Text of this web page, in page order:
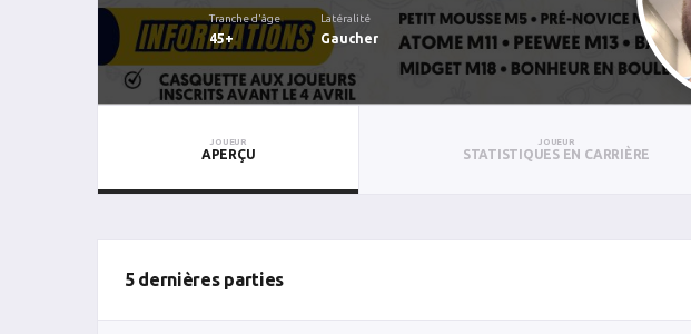
Tranche d'âge
45+
Latéralité
Gaucher
JOUEUR
APERÇU
JOUEUR
STATISTIQUES EN CARRIÈRE
5 dernières parties